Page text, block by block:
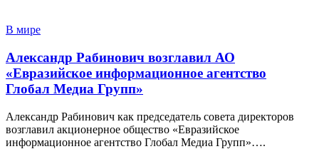
В мире
Александр Рабинович возглавил АО
«Евразийское информационное агентство
Глобал Медиа Групп»
Александр Рабинович как председатель совета директоров
возглавил акционерное общество «Евразийское
информационное агентство Глобал Медиа Групп»….